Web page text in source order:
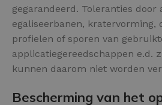
gegarandeerd. Toleranties door
egaliseerbanen, kratervorming,
profielen of sporen van
applicatiegereedschappen e.d.
kunnen daarom niet worden
Bescherming van het